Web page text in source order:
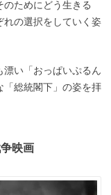
ためにどう生きる
れの選択をしていく姿
い「おっぱいぷるん
「総統閣下」の姿を拝
映画